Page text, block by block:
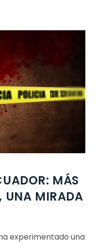
MÁS
UNA MIRADA
experimentado una